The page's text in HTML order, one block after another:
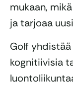
mukaan,
ja tarjoaa
Golf
kognitiivisia